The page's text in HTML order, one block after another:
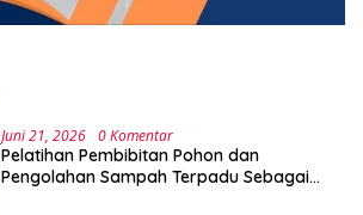
Juni 21, 2026 0 Komentar
Pelatihan Pembibitan Pohon dan
Pengolahan Sampah Terpadu Sebagai